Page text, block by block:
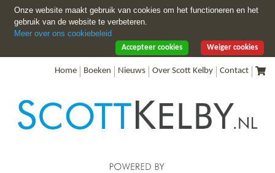
Home Boeken Nieuws Over Scott Kelby Contact
Onze website maakt gebruik van cookies om het functioneren en het
gebruik van de website te verbeteren.
Meer over ons cookiebeleid
Weiger cookies
Accepteer cookies